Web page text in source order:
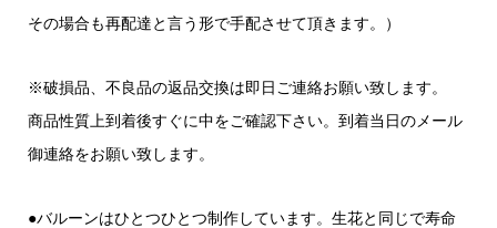
その場合も再配達と言う形で手配させて頂きます。）
※破損品、不良品の返品交換は即日ご連絡お願い致します。
商品性質上到着後すぐに中をご確認下さい。到着当日のメール
御連絡をお願い致します。
●バルーンはひとつひとつ制作しています。生花と同じで寿命